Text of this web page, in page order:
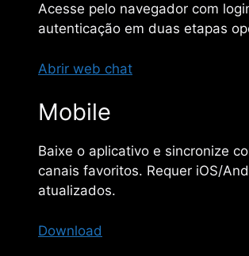
Acesse pelo navegador com
autenticação em duas etapas
Abrir web chat
Mobile
Baixe o aplicativo e sincronize
canais favoritos. Requer iOS/
atualizados.
Download